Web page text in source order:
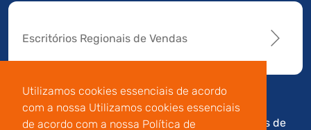
Utilizamos cookies essenciais de acordo
com a nossa Utilizamos cookies essenciais
de acordo com a nossa Política de
Escritórios Regionais de Vendas
Av. Manoel da Nóbrega,
Termos de
Código de